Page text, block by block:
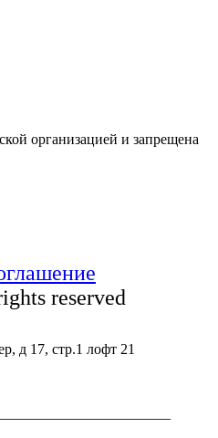
организацией и запрещена
reserved
д 17, стр.1 лофт 21